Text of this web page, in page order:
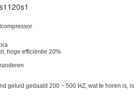
hoge efficiëntie 20%
geluid gedaald 200 ~ 500 HZ, wat te horen is, is